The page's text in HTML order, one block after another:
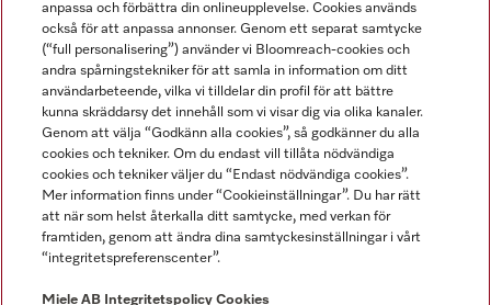
Miele AB
Allmänna villkor
Användarvillkor
Miele tillgänglighetsförklaring
Lagen om digitala tjänster
Miele på LinkedIn
Miele på Facebook
Miele på Instagram
Miele på Youtube
anpassa och förbättra din onlineupplevelse. Cookies används
också för att anpassa annonser. Genom ett separat samtycke
(“full personalisering”) använder vi Bloomreach-cookies och
andra spårningstekniker för att samla in information om ditt
användarbeteende, vilka vi tilldelar din profil för att bättre
kunna skräddarsy det innehåll som vi visar dig via olika kanaler.
Genom att välja “Godkänn alla cookies”, så godkänner du alla
cookies och tekniker. Om du endast vill tillåta nödvändiga
cookies och tekniker väljer du “Endast nödvändiga cookies”.
Mer information finns under “Cookieinställningar”. Du har rätt
att när som helst återkalla ditt samtycke, med verkan för
framtiden, genom att ändra dina samtyckesinställningar i vårt
“integritetspreferenscenter”.
Miele AB Integritetspolicy Cookies